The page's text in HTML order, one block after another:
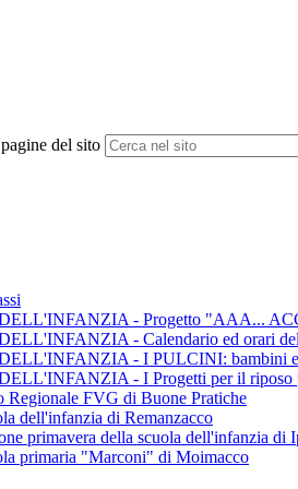
del sito
- Progetto "AAA...
- Calendario ed orari
- I PULCINI: bambini e
- I Progetti per il riposo
Regionale FVG di Buone Pratiche
dell'infanzia di Remanzacco
primavera della scuola dell'infanzia di
primaria "Marconi" di Moimacco